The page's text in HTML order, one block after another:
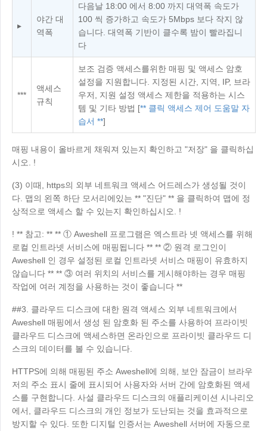
▸
야간 대
역폭
다음날 18:00 에서 8:00 까지 대역폭 속도가
100 씩 증가하고 속도가 5Mbps 보다 작지 않
습니다. 대역폭 기반이 클수록 밤이 빨라집니
다
***
액세스
규칙
보조 검증 액세스를위한 매핑 및 액세스 암호
설정을 지원합니다. 지정된 시간, 지역, IP, 브라
우저, 지원 설정 액세스 제한을 적용하는 시스
템 및 기타 방법 [** 클릭 액세스 제어 도움말 자
습서 **]
매핑 내용이 올바르게 채워져 있는지 확인하고 "저장" 을 클릭하십
시오. !
(3) 이때, https의 외부 네트워크 액세스 어드레스가 생성될 것이
다. 맵의 왼쪽 하단 모서리에있는 ** "진단" ** 을 클릭하여 맵에 정
상적으로 액세스 할 수 있는지 확인하십시오. !
!** 참고: ** ** ① Aweshell 프로그램은 엑스트라 넷 액세스를 위해
로컬 인트라넷 서비스에 매핑됩니다 ** ** ② 원격 로그인이
Aweshell 인 경우 설정된 로컬 인트라넷 서비스 매핑이 유효하지
않습니다 ** ** ③ 여러 위치의 서비스를 게시해야하는 경우 매핑
작업에 여러 계정을 사용하는 것이 좋습니다 **
##3. 클라우드 디스크에 대한 원격 액세스 외부 네트워크에서
Aweshell 매핑에서 생성 된 암호화 된 주소를 사용하여 프라이빗
클라우드 디스크에 액세스하면 온라인으로 프라이빗 클라우드 디
스크의 데이터를 볼 수 있습니다.
HTTPS에 의해 매핑된 주소 Aweshell에 의해, 보안 잠금이 브라우
저의 주소 표시 줄에 표시되어 사용자와 서버 간에 암호화된 액세
스를 구현합니다. 사설 클라우드 디스크의 애플리케이션 시나리오
에서, 클라우드 디스크의 개인 정보가 도난되는 것을 효과적으로
방지할 수 있다. 또한 디지털 인증서는 Aweshell 서버에 자동으로